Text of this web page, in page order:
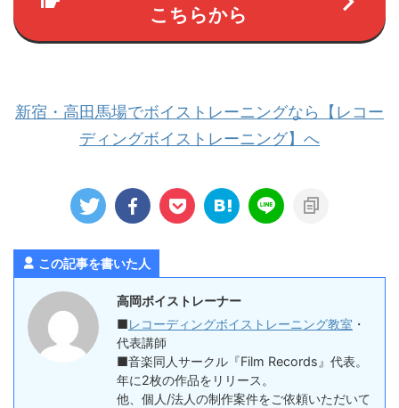
こちらから
新宿・高田馬場でボイストレーニングなら【レコー
ディングボイストレーニング】へ
この記事を書いた人
高岡ボイストレーナー
■レコーディングボイストレーニング教室 ・
代表講師
■音楽同人サークル『Film Records』代表。
年に2枚の作品をリリース。
他、個人/法人の制作案件をご依頼いただいて